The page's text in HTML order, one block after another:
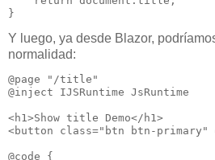
Y luego, ya desde Blazor,
normalidad:
@page "/title"
@inject IJSRuntime JsRuntime
<h1>Show title Demo</h1>
<button class="btn btn-primary"
@code {